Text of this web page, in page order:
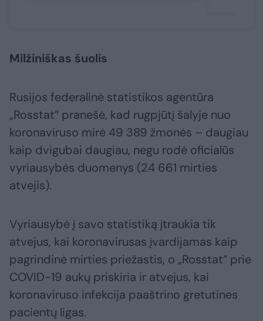
Milžiniškas šuolis
Rusijos federalinė statistikos agentūra
„Rosstat“ pranešė, kad rugpjūtį šalyje nuo
koronaviruso mirė 49 389 žmonės – daugiau
kaip dvigubai daugiau, negu rodė oficialūs
vyriausybės duomenys (24 661 mirties
atvejis).
Vyriausybė į savo statistiką įtraukia tik
atvejus, kai koronavirusas įvardijamas kaip
pagrindinė mirties priežastis, o „Rosstat“ prie
COVID-19 aukų priskiria ir atvejus, kai
koronaviruso infekcija paaštrino gretutines
pacientų ligas.